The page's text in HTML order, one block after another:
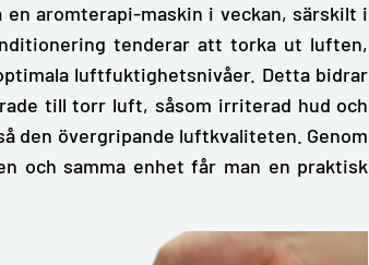
enaromterapi-maskin i veckan, särskilt i
tenderar att torka ut luften,
luftfuktighetsnivåer. Detta bidrar
till torr luft, såsom irriterad hud och
den övergripande luftkvaliteten. Genom
och samma enhet får man en praktisk